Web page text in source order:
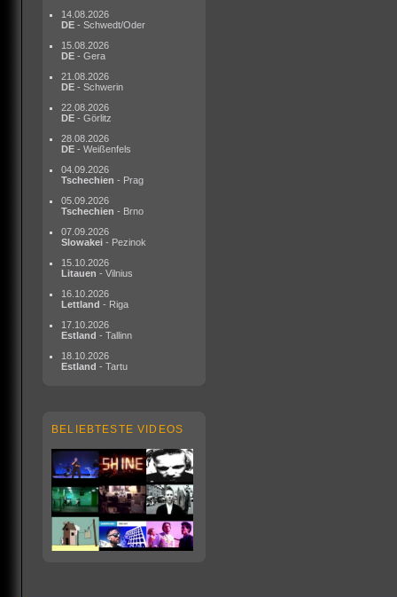
14.08.2026
DE - Schwedt/Oder
15.08.2026
DE - Gera
21.08.2026
DE - Schwerin
22.08.2026
DE - Görlitz
28.08.2026
DE - Weißenfels
04.09.2026
Tschechien - Prag
05.09.2026
Tschechien - Brno
07.09.2026
Slowakei - Pezinok
15.10.2026
Litauen - Vilnius
16.10.2026
Lettland - Riga
17.10.2026
Estland - Tallinn
18.10.2026
Estland - Tartu
BELIEBTESTE VIDEOS